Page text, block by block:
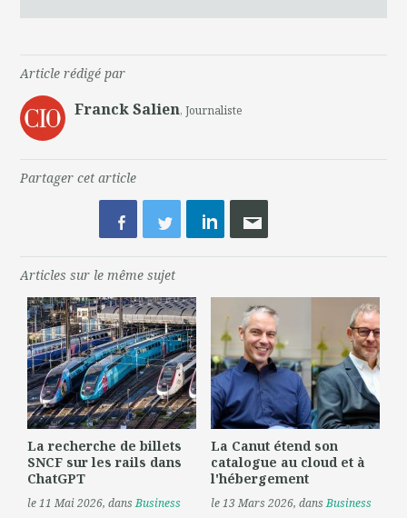
Article rédigé par
Franck Salien, Journaliste
Partager cet article
Articles sur le même sujet
La recherche de billets
SNCF sur les rails dans
ChatGPT
le 11 Mai 2026, dansBusiness
La Canut étend son
catalogue au cloud et à
l'hébergement
le 13 Mars 2026, dansBusiness